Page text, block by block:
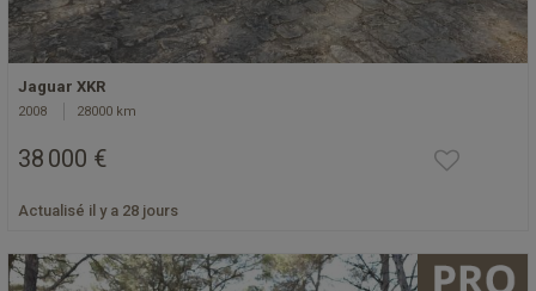
Jaguar XKR
2008 28000 km
38 000 €
Actualisé il y a 28 jours